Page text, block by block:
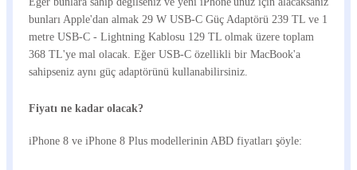
bunları Apple'dan almak 29 W USB-C Güç Adaptörü 239 TL ve 1
metre USB-C - Lightning Kablosu 129 TL olmak üzere toplam
368 TL'ye mal olacak. Eğer USB-C özellikli bir MacBook'a
sahipseniz aynı güç adaptörünü kullanabilirsiniz.
Fiyatı ne kadar olacak?
iPhone 8 ve iPhone 8 Plus modellerinin ABD fiyatları şöyle: